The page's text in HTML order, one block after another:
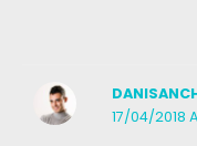
17/04/2018